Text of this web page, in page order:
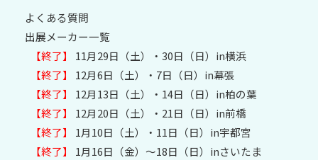
よくある質問
出展メーカー一覧
【終了】
11月29日（土）・30日（日）in横浜
【終了】
12月6日（土）・7日（日）in幕張
【終了】
12月13日（土）・14日（日）in柏の葉
【終了】
12月20日（土）・21日（日）in前橋
【終了】
1月10日（土）・11日（日）in宇都宮
【終了】
1月16日（金）～18日（日）inさいたま